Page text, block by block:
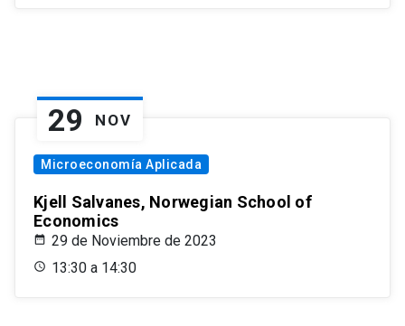
29 NOV
Microeconomía Aplicada
Kjell Salvanes, Norwegian School of
Economics
29 de Noviembre de 2023
13:30 a 14:30